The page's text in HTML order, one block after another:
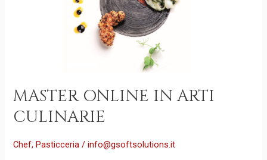
MASTER ONLINE IN ARTI
CULINARIE
Chef,Pasticceria /info@gsoftsolutions.it